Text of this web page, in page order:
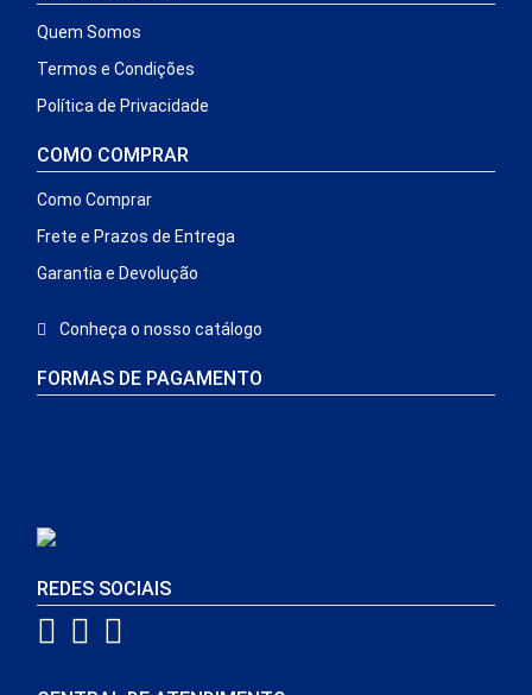
Quem Somos
Termos e Condições
Política de Privacidade
COMO COMPRAR
Como Comprar
Frete e Prazos de Entrega
Garantia e Devolução
Conheça o nosso catálogo
FORMAS DE PAGAMENTO
REDES SOCIAIS